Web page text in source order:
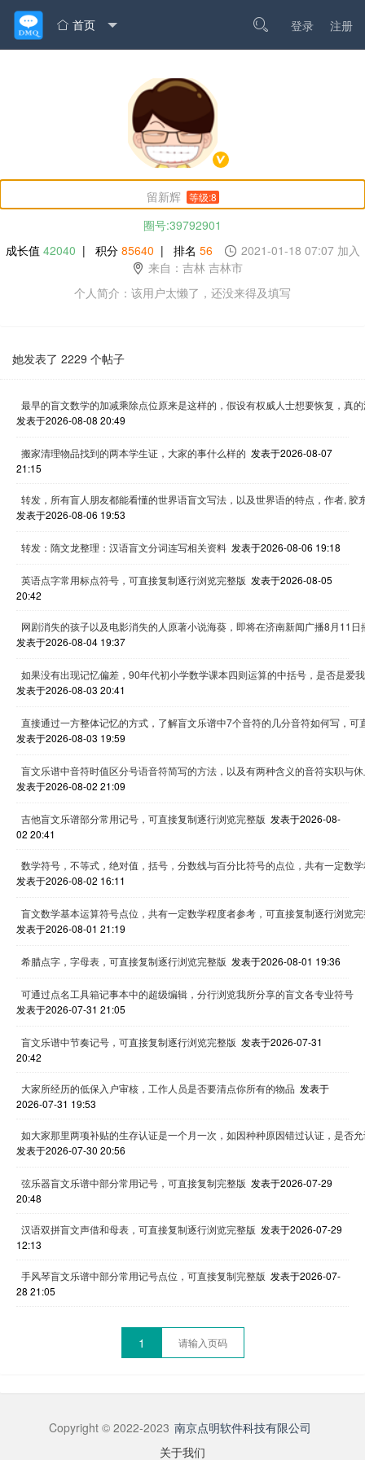
 首页  登录 注册
留新辉 等级:8
圈号:39792901
成长值 42040 | 积分 85640 | 排名 56
2021-01-18 07:07 加入
来自：吉林 吉林市
个人简介：该用户太懒了，还没来得及填写
她发表了 2229 个帖子
最早的盲文数学的加减乘除点位原来是这样的，假设有权威人士想要恢复，真
发表于2026-08-08 20:49
搬家清理物品找到的两本学生证，大家的事什么样的 发表于2026-08-07
21:15
转发，所有盲人朋友都能看懂的世界语盲文写法，以及世界语的特点，作者, 胶
发表于2026-08-06 19:53
转发：隋文龙整理：汉语盲文分词连写相关资料 发表于2026-08-06 19:18
英语点字常用标点符号，可直接复制逐行浏览完整版 发表于2026-08-05
20:42
网剧消失的孩子以及电影消失的人原著小说海葵，即将在济南新闻广播8月11
发表于2026-08-04 19:37
如果没有出现记忆偏差，90年代初小学数学课本四则运算的中括号，是否是爱
发表于2026-08-03 20:41
直接通过一方整体记忆的方式，了解盲文乐谱中7个音符的几分音符如何写，可
发表于2026-08-03 19:59
盲文乐谱中音符时值区分号语音符简写的方法，以及有两种含义的音符实职与
发表于2026-08-02 21:09
吉他盲文乐谱部分常用记号，可直接复制逐行浏览完整版 发表于2026-08-
02 20:41
数学符号，不等式，绝对值，括号，分数线与百分比符号的点位，共有一定数
发表于2026-08-02 16:11
盲文数学基本运算符号点位，共有一定数学程度者参考，可直接复制逐行浏览
发表于2026-08-01 21:19
希腊点字，字母表，可直接复制逐行浏览完整版 发表于2026-08-01 19:36
可通过点名工具箱记事本中的超级编辑，分行浏览我所分享的盲文各专业符号
发表于2026-07-31 21:05
盲文乐谱中节奏记号，可直接复制逐行浏览完整版 发表于2026-07-31
20:42
大家所经历的低保入户审核，工作人员是否要清点你所有的物品 发表于
2026-07-31 19:53
如大家那里两项补贴的生存认证是一个月一次，如因种种原因错过认证，是否
发表于2026-07-30 20:56
弦乐器盲文乐谱中部分常用记号，可直接复制完整版 发表于2026-07-29
20:48
汉语双拼盲文声借和母表，可直接复制逐行浏览完整版 发表于2026-07-29
12:13
手风琴盲文乐谱中部分常用记号点位，可直接复制完整版 发表于2026-07-
28 21:05
1
Copyright © 2022-2023 南京点明软件科技有限公司
关于我们